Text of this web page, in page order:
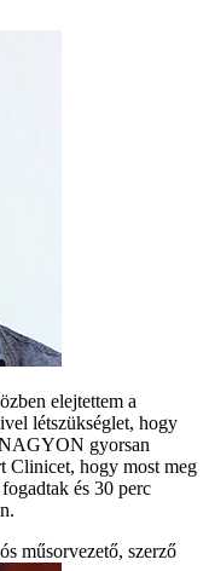
elejtettem a
létszükséglet, hogy
gyorsan
Clinicet, hogy most meg
és 30 perc
műsorvezető, szerző